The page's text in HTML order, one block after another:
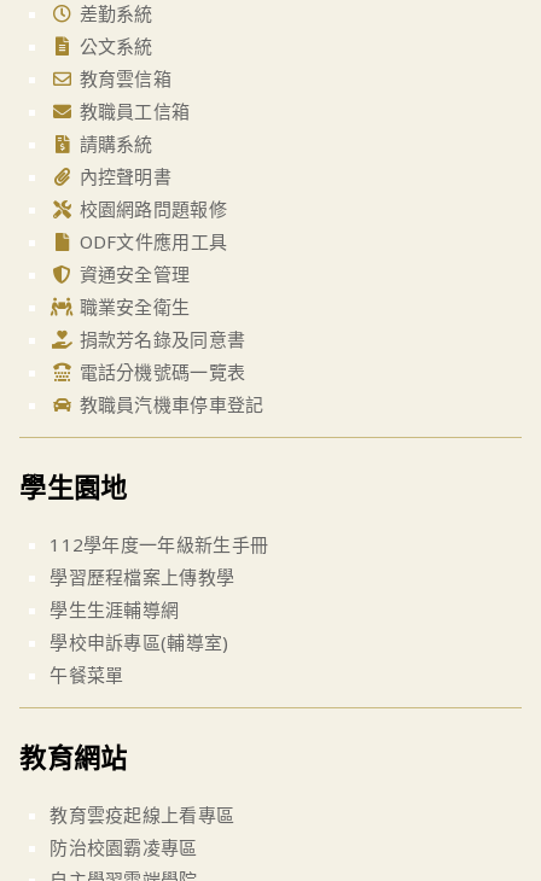
差勤系統
公文系統
教育雲信箱
教職員工信箱
請購系統
內控聲明書
校園網路問題報修
ODF文件應用工具
資通安全管理
職業安全衛生
捐款芳名錄及同意書
電話分機號碼一覽表
教職員汽機車停車登記
學生園地
112學年度一年級新生手冊
學習歷程檔案上傳教學
學生生涯輔導網
學校申訴專區(輔導室)
午餐菜單
教育網站
教育雲疫起線上看專區
防治校園霸凌專區